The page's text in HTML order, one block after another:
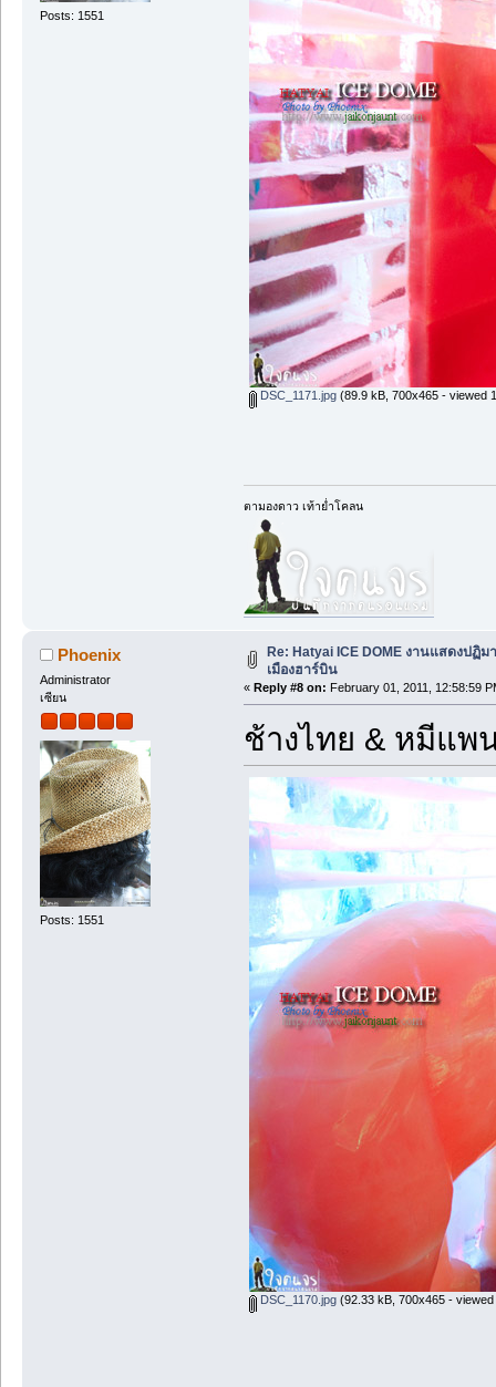
Posts: 1551
DSC_1171.jpg(89.9 kB, 700x465 - viewed
ตามองดาว เท้าย่ำโคลน
Phoenix
Administrator
เซียน
Posts: 1551
Re: Hatyai ICE DOME งานแสดงปฏิ
เมืองฮาร์บิน
« Reply #8 on: February 01, 2011, 12:58:59
ช้างไทย & หมีแพ
DSC_1170.jpg(92.33 kB, 700x465 - viewed